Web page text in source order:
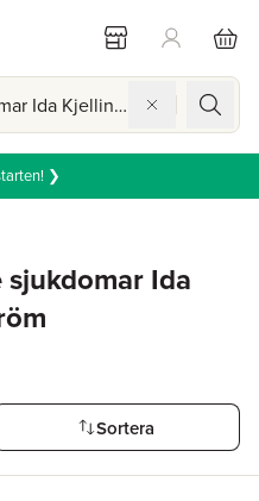
❯
Ida
Sortera